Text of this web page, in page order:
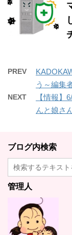
PREV
う～編集
NEXT
【情報】
んと娘さ
ブログ内検索
管理人